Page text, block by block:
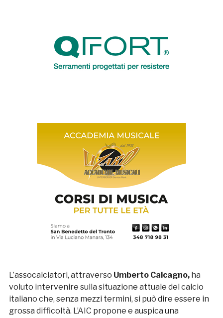
L’assocalciatori, attraverso Umberto Calcagno,ha
voluto intervenire sulla situazione attuale del calcio
italiano che, senza mezzi termini, si può dire essere in
grossa difficoltà. L’AIC propone e auspica una